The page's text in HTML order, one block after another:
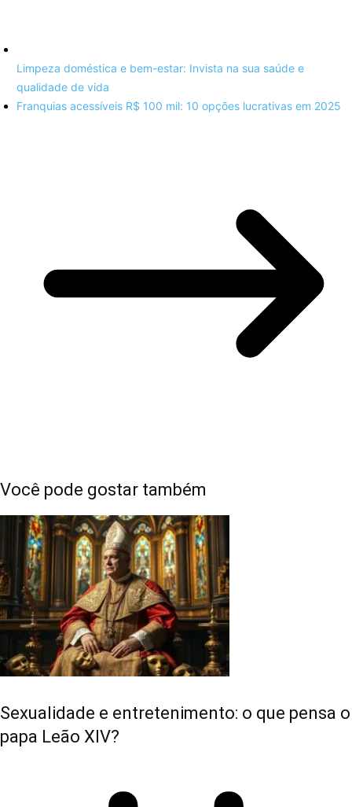
Limpeza doméstica e bem-estar: Invista na sua saúde e
qualidade de vida
Franquias acessíveis R$ 100 mil: 10 opções lucrativas em 2025
Você pode gostar também
Sexualidade e entretenimento: o que pensa o
papa Leão XIV?